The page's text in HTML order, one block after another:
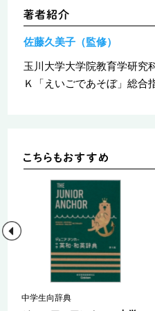
佐藤久美子（監修）
玉川大学大学院教育学研究
Ｋ「えいごであそぼ」総合
中学生向辞典